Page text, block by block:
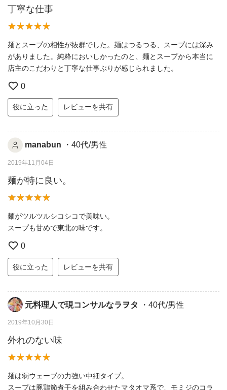
丁寧な仕事
麺とスープの相性が抜群でした。麺はつるつる、スープには深み
がありました。純粋においしかったのと、麺とスープから本当に
店主のこだわりと丁寧な仕事ぶりが感じられました。
0
役に立った レビューを共有
manabun ・40代/男性
2019年11月04日
麺が特に良い。
麺がツルツルシコシコで美味い。
スープも甘めで東北の味です。
0
役に立った レビューを共有
元料理人で現コンサルなラヲタ ・40代/男性
2019年10月30日
外れのない味
麺は弱ウェーブの力強い中細タイプ。
スープは豚鶏節煮干を組み合わせたマタオマ系で、モミジのコラ